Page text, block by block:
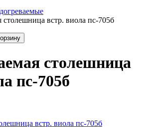
столешница встр. виола пс-705б
столешница
пс-705б